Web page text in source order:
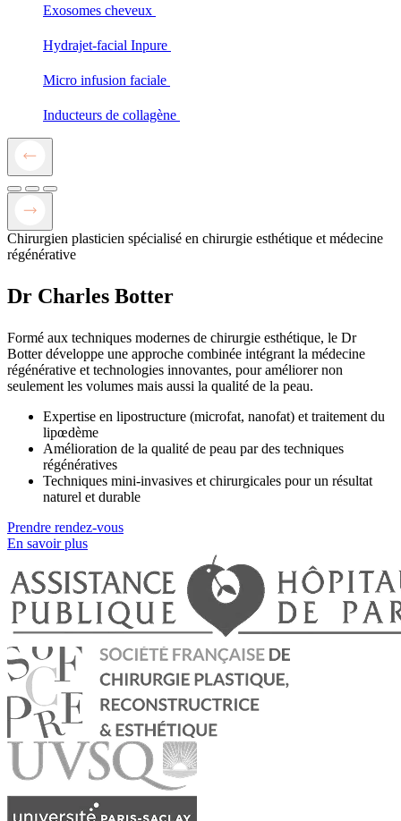
Exosomes cheveux
Hydrajet-facial Inpure
Micro infusion faciale
Inducteurs de collagène
Chirurgien plasticien spécialisé en chirurgie esthétique et médecine
régénérative
Dr Charles Botter
Formé aux techniques modernes de chirurgie esthétique, le Dr
Botter développe une approche combinée intégrant la médecine
régénérative et technologies innovantes, pour améliorer non
seulement les volumes mais aussi la qualité de la peau.
Expertise en lipostructure (microfat, nanofat) et traitement du
lipœdème
Amélioration de la qualité de peau par des techniques
régénératives
Techniques mini-invasives et chirurgicales pour un résultat
naturel et durable
Prendre rendez-vous
En savoir plus